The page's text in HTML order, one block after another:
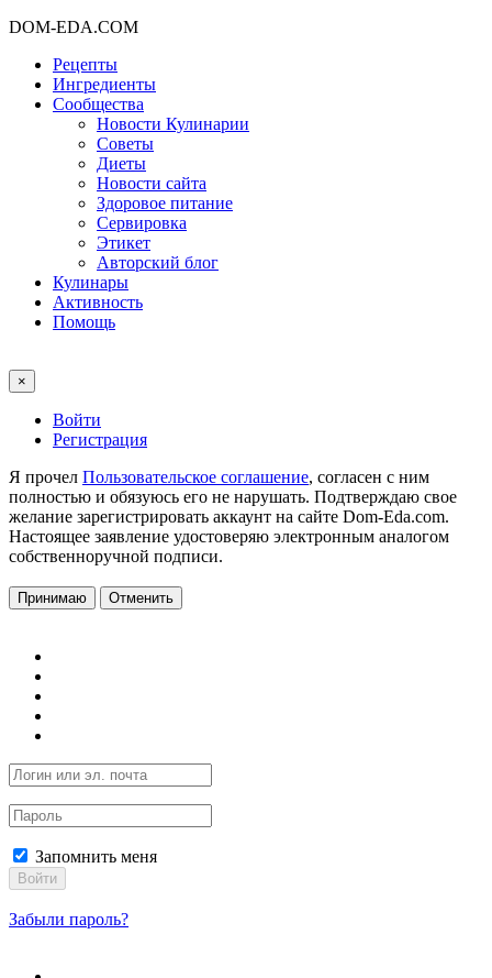
DOM-EDA.COM
Рецепты
Ингредиенты
Сообщества
Новости Кулинарии
Советы
Диеты
Новости сайта
Здоровое питание
Сервировка
Этикет
Авторский блог
Кулинары
Активность
Помощь
×
Войти
Регистрация
Я прочел Пользовательское соглашение, согласен с ним
полностью и обязуюсь его не нарушать. Подтверждаю свое
желание зарегистрировать аккаунт на сайте Dom-Eda.com.
Настоящее заявление удостоверяю электронным аналогом
собственноручной подписи.
Принимаю Отменить
Запомнить меня
Войти
Забыли пароль?